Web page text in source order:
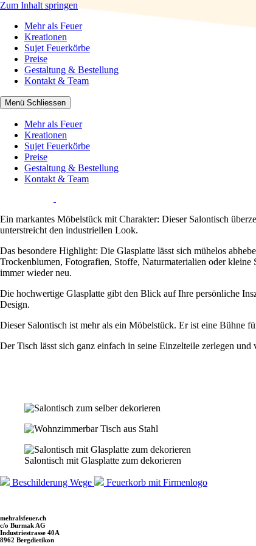
Zum Inhalt springen
Mehr als Feuer
Mehr als Feuer
Kreationen
Sujet Feuerkörbe
Preise
Gestaltung & Bestellung
Kontakt & Team
Menü Schliessen
Mehr als Feuer
Kreationen
Sujet Feuerkörbe
Preise
Gestaltung & Bestellung
Kontakt & Team
Ein markantes Möbelstück mit Charakter: Dieser Salontisch
unterstreicht den industriellen Look.
Das besondere Highlight: Die Glasplatte lässt sich mühelos
Trockenblumen, Fotografien, Stoffe, Naturmaterialien oder
immer wieder neu.
Die hochwertige Glasplatte gibt den Blick auf Ihre persönliche
Design.
Dieser Salontisch ist mehr als ein Möbelstück. Er ist eine Bühne
Der Tisch lässt sich ganz einfach in seine Einzelteile zerlegen
Salontisch mit Glasplatte zum dekorieren
Beschilderung Wege Feuerkorb mit Firmenlogo
mehralsfeuer.ch
c/o Burmak AG
Industriestrasse 40A
8962 Bergdietikon